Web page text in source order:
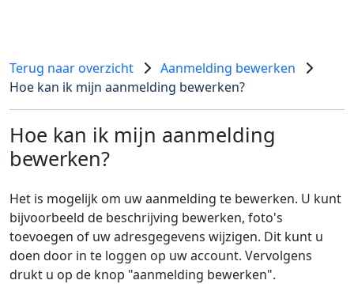
Terug naar overzicht
Aanmelding bewerken
Hoe kan ik mijn aanmelding bewerken?
Hoe kan ik mijn aanmelding
bewerken?
Het is mogelijk om uw aanmelding te bewerken. U kunt
bijvoorbeeld de beschrijving bewerken, foto's
toevoegen of uw adresgegevens wijzigen. Dit kunt u
doen door in te loggen op uw account. Vervolgens
drukt u op de knop "aanmelding bewerken".